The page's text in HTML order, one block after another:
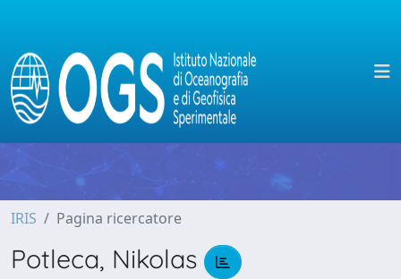
IRIS Pagina ricercatore
Potleca, Nikolas